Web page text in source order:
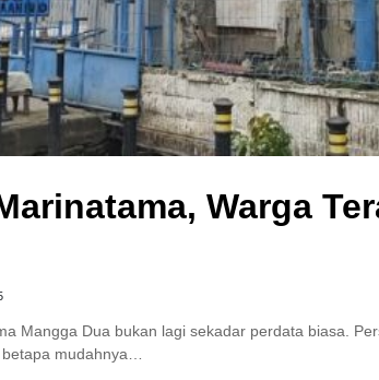
Warga
Mangga Dua bukan lagi sekadar perdata biasa.
mudahnya…